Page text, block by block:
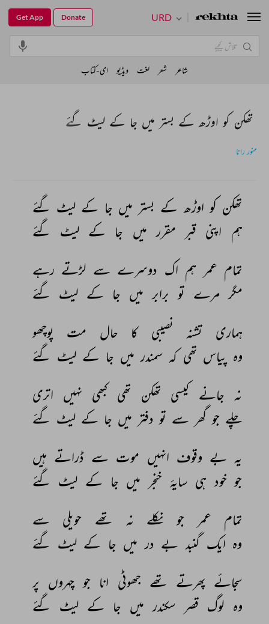
تھکن کو اوڑھ کے بستر میں جا کے لیٹ گئے
منور رانا
تھکن کو اوڑھ کے بستر میں جا کے لیٹ گئے
ہم اپنی قبر مقرر میں جا کے لیٹ گئے
تمام عمر ہم اک دوسرے سے لڑتے رہے
مگر مرے تو برابر میں جا کے لیٹ گئے
ہماری
تشنہ نصیبی کا حال مت
پوچھو
وہ پیاس تھی کہ سمندر میں جا کے لیٹ گئے
نہ جانے کیسی تھکن تھی کبھی نہیں اتری
چلے جو گھر سے تو دفتر میں جا کے لیٹ گئے
یہ بے وقوف انہیں موت سے ڈراتے ہیں
جو خود ہی سایۂ خنجر میں جا کے لیٹ گئے
تمام
عمر جو نکلے نہ تھے حویلی
سے
وہ ایک گنبد بے در میں جا کے لیٹ گئے
سجائے پھرتے تھے جھوٹی انا جو چہروں پر
وہ لوگ قصر سکندر میں جا کے لیٹ گئے
URD
Get App Donate
شاعر شعر لغت ویڈیو ای-کتاب